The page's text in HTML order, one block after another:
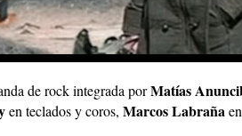
de rock integrada porMatías
en teclados y coros, Marcos Labraña